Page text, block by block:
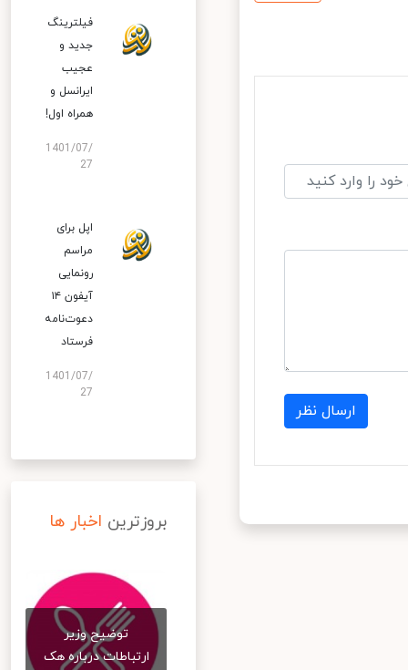
ارسال نظر
فیلترینگ
جدید و
عجیب
ایرانسل و
همراه اول!
1401/07/
27
اپل برای
مراسم
رونمایی
آیفون ۱۴
دعوت‌نامه
فرستاد
1401/07/
27
بروزترین اخبار ها
توضیح وزیر
ارتباطات درباره هک